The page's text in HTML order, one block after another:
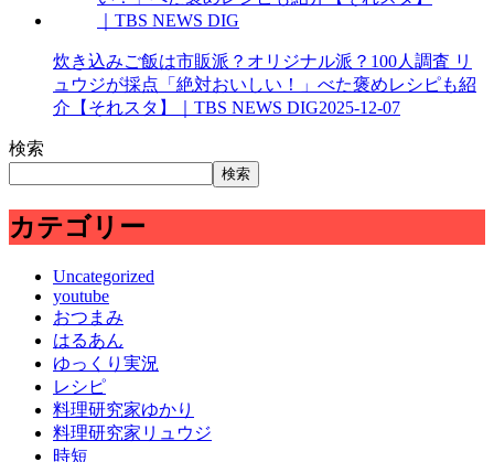
炊き込みご飯は市販派？オリジナル派？100人調査 リ
ュウジが採点「絶対おいしい！」べた褒めレシピも紹
介【それスタ】｜TBS NEWS DIG2025-12-07
検索
検索
カテゴリー
Uncategorized
youtube
おつまみ
はるあん
ゆっくり実況
レシピ
料理研究家ゆかり
料理研究家リュウジ
時短